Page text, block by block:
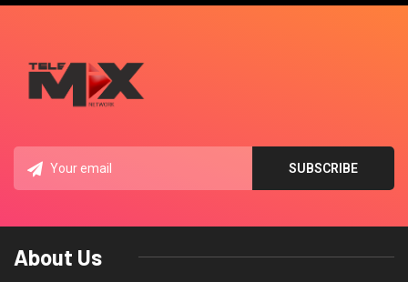
About Us